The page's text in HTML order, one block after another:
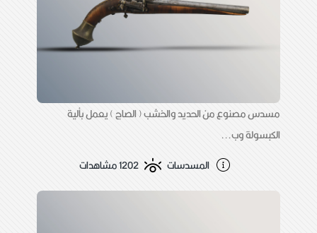
مسدس مصنوع من الحديد والخشب ( الصاج ) يعمل بألية
الكبسولة وب...
المسدسات
1202 مشاهدات